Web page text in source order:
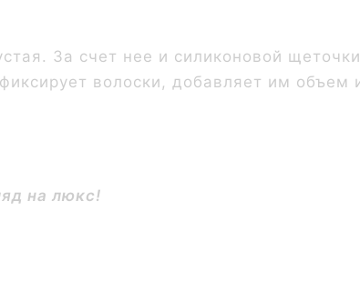
За счет нее и силиконовой
волоски, добавляет им
на люкс!